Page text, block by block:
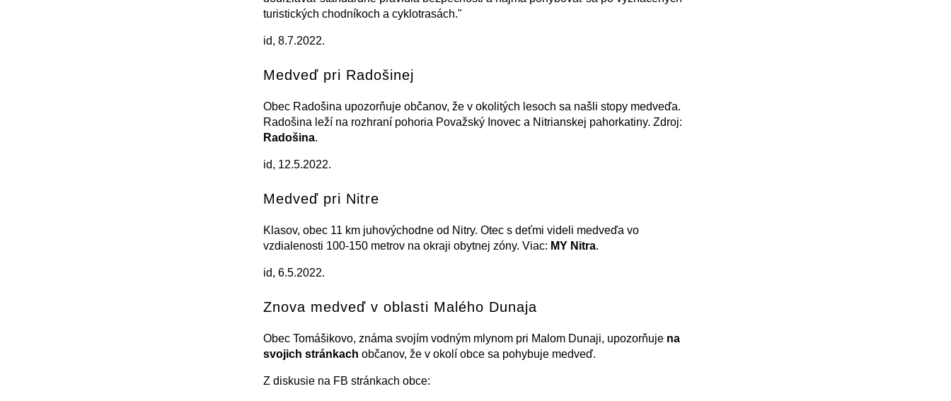
turistických chodníkoch a cyklotrasách."
id, 8.7.2022.
Medveď pri Radošinej
Obec Radošina upozorňuje občanov, že v okolitých lesoch sa našli stopy medveďa.
Radošina leží na rozhraní pohoria Považský Inovec a Nitrianskej pahorkatiny. Zdroj:
Radošina.
id, 12.5.2022.
Medveď pri Nitre
Klasov, obec 11 km juhovýchodne od Nitry. Otec s deťmi videli medveďa vo
vzdialenosti 100-150 metrov na okraji obytnej zóny. Viac: MY Nitra.
id, 6.5.2022.
Znova medveď v oblasti Malého Dunaja
Obec Tomášikovo, známa svojím vodným mlynom pri Malom Dunaji, upozorňuje na
svojich stránkach občanov, že v okolí obce sa pohybuje medveď.
Z diskusie na FB stránkach obce: